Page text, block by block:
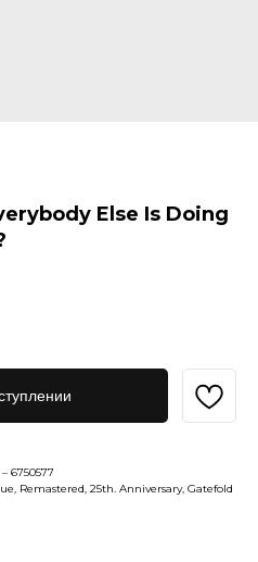
Else Is Doing
6750577
Remastered, 25th. Anniversary, Gatefold